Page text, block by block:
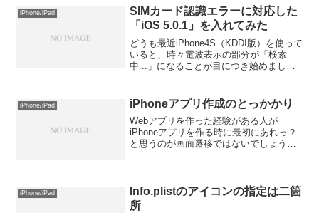
は、Apple Wat...
iPhone/iPad
SIMカード認識エラーに対応した
「iOS 5.0.1」を入れてみた
どうも最近iPhone4S（KDDI版）を使って
いると、時々電波表示の部分が「検索
中...」になることが目につき始めまし
も起きるので何故かなと思い調べていた
ら、下記の記...
iPhone/iPad iPhoneアプリ作成のとっかかり
Webアプリを作った経験がある人が
iPhoneアプリを作る時に最初にあれっ？
と思うのが画面遷移ではないでしょう
しかし、iPho...
iPhone/iPad
Info.plistのアイコンの指定は二箇
所